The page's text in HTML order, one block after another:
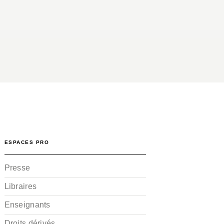
ESPACES PRO
Presse
Libraires
Enseignants